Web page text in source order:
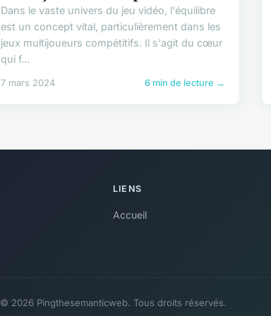
Dans le vaste univers du jeu vidéo, l'équilibre
est un concept vital, particulièrement dans les
jeux multijoueurs compétitifs. Il s'agit du cœur
qui f...
7 mars 2024 6 min de lecture →
LIENS
Accueil
© 2026 Pingthesemanticweb. Tous droits réservés.